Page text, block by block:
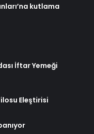
kutlama
İftar Yemeği
Eleştirisi